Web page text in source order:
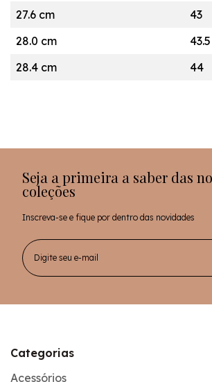
27.6 cm
43
28.0 cm
43.5
28.4 cm
44
Seja a primeira a saber das
coleções
Inscreva-se e fique por dentro das novidades
Categorias
Acessórios